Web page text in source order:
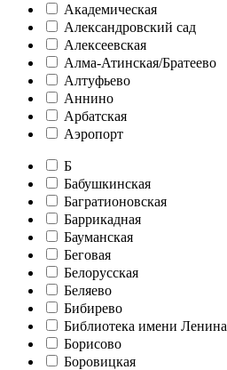
Академическая
Александровский сад
Алексеевская
Алма-Атинская/Братеево
Алтуфьево
Аннино
Арбатская
Аэропорт
Б
Бабушкинская
Багратионовская
Баррикадная
Бауманская
Беговая
Белорусская
Беляево
Бибирево
Библиотека имени Ленина
Борисово
Боровицкая